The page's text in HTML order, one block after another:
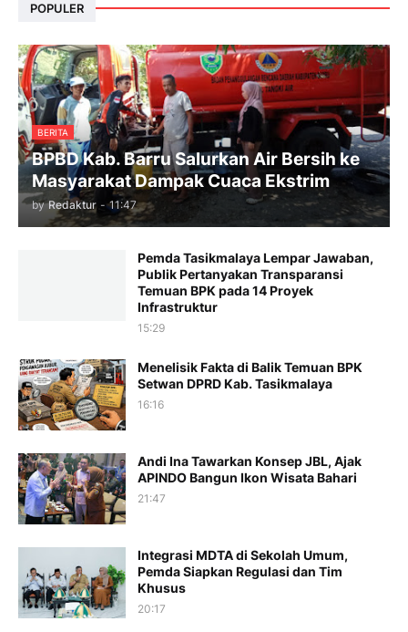
POPULER
BERITA
BPBD Kab. Barru Salurkan Air Bersih ke
Masyarakat Dampak Cuaca Ekstrim
by Redaktur - 11:47
Pemda Tasikmalaya Lempar Jawaban,
Publik Pertanyakan Transparansi
Temuan BPK pada 14 Proyek
Infrastruktur
15:29
Menelisik Fakta di Balik Temuan BPK
Setwan DPRD Kab. Tasikmalaya
16:16
Andi Ina Tawarkan Konsep JBL, Ajak
APINDO Bangun Ikon Wisata Bahari
21:47
Integrasi MDTA di Sekolah Umum,
Pemda Siapkan Regulasi dan Tim
Khusus
20:17